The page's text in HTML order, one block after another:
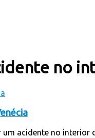
no
acidente no interior